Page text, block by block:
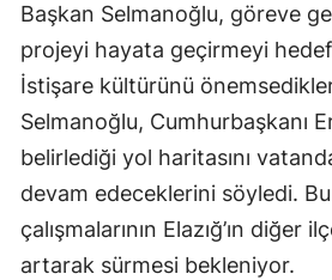
Başkan Selmanoğlu, göreve
projeyi hayata geçirmeyi
İstişare kültürünü
Selmanoğlu, Cumhurbaşkanı
belirlediği yol haritasını
devam edeceklerini söyledi.
çalışmalarının Elazığ’ın diğer
artarak sürmesi bekleniyor.